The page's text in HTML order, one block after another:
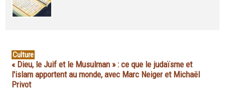
Culture
« Dieu, le Juif et le Musulman » : ce que le judaïsme et
l'islam apportent au monde, avec Marc Neiger et Michaël
Privot